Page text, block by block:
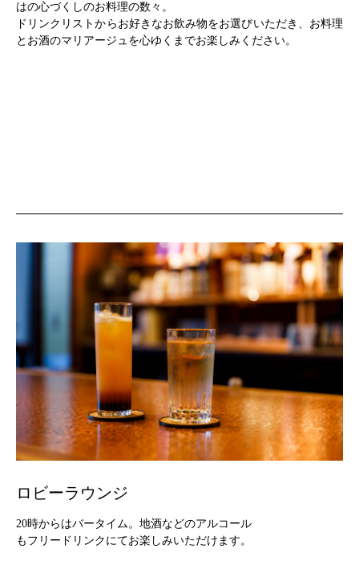
はの心づくしのお料理の数々。
ドリンクリストからお好きなお飲み物をお選びいただき、お料理
とお酒のマリアージュを心ゆくまでお楽しみください。
ロビーラウンジ
20時からはバータイム。地酒などのアルコール
もフリードリンクにてお楽しみいただけます。